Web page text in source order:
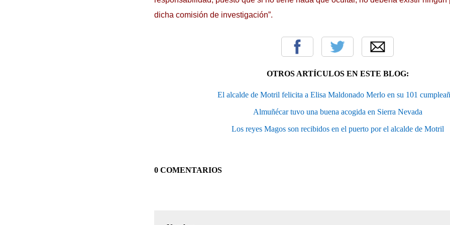
dicha comisión de investigación”.
OTROS ARTÍCULOS EN ESTE BLOG:
El alcalde de Motril felicita a Elisa Maldonado Merlo en su 101
Almuñécar tuvo una buena acogida en Sierra Nevada
Los reyes Magos son recibidos en el puerto por el alcalde de Motril
0 COMENTARIOS